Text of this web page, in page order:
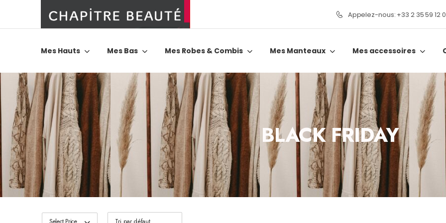
Appelez-nous: +33 2 35 59 12
Mes Hauts Mes Bas Mes Robes & Combis Mes Manteaux Mes accessoires
BLACK FRIDAY